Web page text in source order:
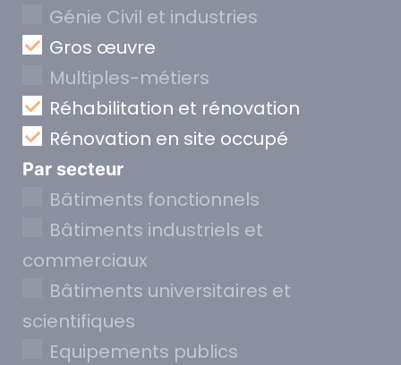
Génie Civil et industries
Gros œuvre
Multiples-métiers
Réhabilitation et rénovation
Rénovation en site occupé
Par secteur
Bâtiments fonctionnels
Bâtiments industriels et
commerciaux
Bâtiments universitaires et
scientifiques
Equipements publics